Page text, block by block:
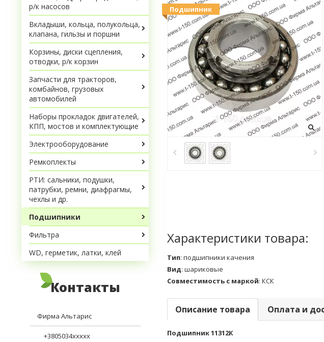
Подшипник
Характеристики товара:
Тип: подшипники качения
Вид: шариковые
Совместимость с маркой: КСК
Описание товара Оплата и
Подшипник 11312К
р/к насосов
Вкладыши, кольца, полукольца,
клапана, гильзы и поршни
Корзины, диски сцепления,
отводки, р/к корзин
Запчасти для тракторов,
комбайнов, грузовых
автомобилей
Наборы прокладок двигателей,
КПП, мостов и комплектующие
Электрооборудование
Ремкоплекты
РТИ: сальники, подушки,
патрубки, ремни, диафрагмы,
чехлы и др.
Подшипники
Фильтра
WD, герметик, латки, клей
Контакты
Фирма Альтарис
+3805034xxxxx